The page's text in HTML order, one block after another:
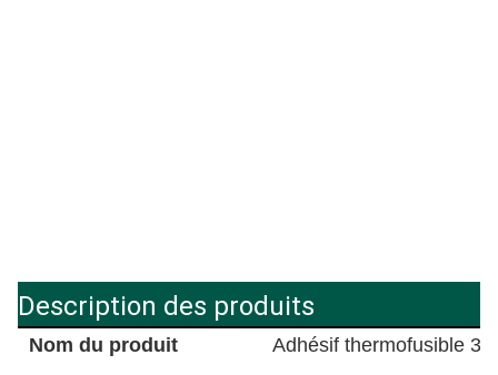
Description des produits
Nom du produit
Adhésif thermofusible